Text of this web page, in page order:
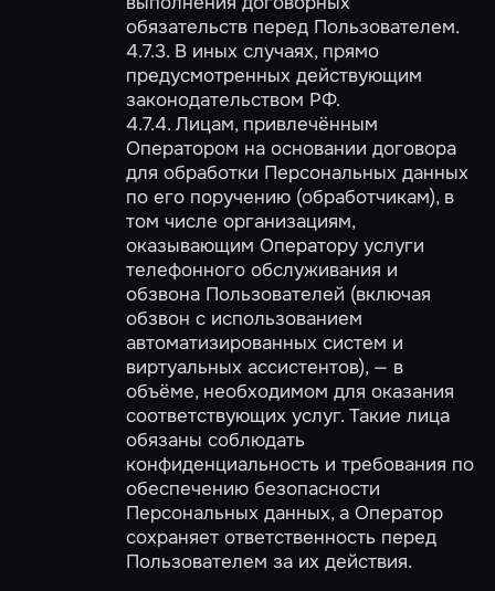
обязательств перед Пользователем.
4.7.3. В иных случаях, прямо
предусмотренных действующим
законодательством РФ.
4.7.4. Лицам, привлечённым
Оператором на основании договора
для обработки Персональных данных
по его поручению (обработчикам), в
том числе организациям,
оказывающим Оператору услуги
телефонного обслуживания и
обзвона Пользователей (включая
обзвон с использованием
автоматизированных систем и
виртуальных ассистентов), — в
объёме, необходимом для оказания
соответствующих услуг. Такие лица
обязаны соблюдать
конфиденциальность и требования по
обеспечению безопасности
Персональных данных, а Оператор
сохраняет ответственность перед
Пользователем за их действия.